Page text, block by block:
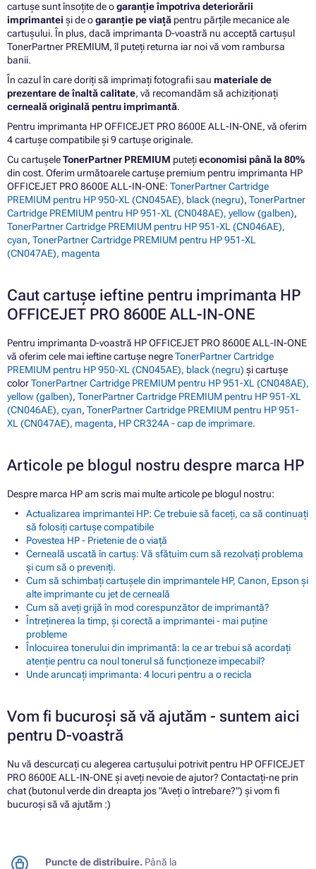
cartușe sunt însoțite de ogaranție împotriva deteriorării
imprimantei și de ogaranție pe viață pentru părțile mecanice ale
cartușului. În plus, dacă imprimanta D-voastră nu acceptă cartușul
TonerPartner PREMIUM, îl puteți returna iar noi vă vom rambursa
banii.
În cazul în care doriți să imprimați fotografii sau materiale de
prezentare de înaltă calitate, vă recomandăm să achiziționați
cerneală originală pentru imprimantă.
Pentru imprimanta HP OFFICEJET PRO 8600E ALL-IN-ONE, vă oferim
4 cartușe compatibile și 9 cartușe originale.
Cu cartușeleTonerPartner PREMIUM putețieconomisi până la 80%
din cost. Oferim următoarele cartușe premium pentru imprimanta HP
OFFICEJET PRO 8600E ALL-IN-ONE: TonerPartner Cartridge
PREMIUM pentru HP 950-XL (CN045AE), black (negru), TonerPartner
Cartridge PREMIUM pentru HP 951-XL (CN048AE), yellow (galben),
TonerPartner Cartridge PREMIUM pentru HP 951-XL (CN046AE),
cyan, TonerPartner Cartridge PREMIUM pentru HP 951-XL
(CN047AE), magenta
Caut cartușe ieftine pentru imprimanta HP
OFFICEJET PRO 8600E ALL-IN-ONE
Pentru imprimanta D-voastră HP OFFICEJET PRO 8600E ALL-IN-ONE
vă oferim cele mai ieftine cartușe negreTonerPartner Cartridge
PREMIUM pentru HP 950-XL (CN045AE), black (negru) și cartușe
colorTonerPartner Cartridge PREMIUM pentru HP 951-XL (CN048AE),
yellow (galben), TonerPartner Cartridge PREMIUM pentru HP 951-XL
(CN046AE), cyan, TonerPartner Cartridge PREMIUM pentru HP 951-
XL (CN047AE), magenta, HP CR324A - cap de imprimare.
Articole pe blogul nostru despre marca HP
Despre marca HP am scris mai multe articole pe blogul nostru:
Actualizarea imprimantei HP: Ce trebuie să faceți, ca să continuați
să folosiți cartușe compatibile
Povestea HP - Prietenie de o viață
Cerneală uscată în cartuș: Vă sfătuim cum să rezolvați problema
și cum să o preveniți.
Cum să schimbați cartușele din imprimantele HP, Canon, Epson și
alte imprimante cu jet de cerneală
Cum să aveți grijă în mod corespunzător de imprimantă?
Întreținerea la timp, și corectă a imprimantei - mai puține
probleme
Înlocuirea tonerului din imprimantă: la ce ar trebui să acordați
atenție pentru ca noul tonerul să funcționeze impecabil?
Unde aruncați imprimanta: 4 locuri pentru a o recicla
Vom fi bucuroși să vă ajutăm - suntem aici
pentru D-voastră
Nu vă descurcați cu alegerea cartușului potrivit pentru HP OFFICEJET
PRO 8600E ALL-IN-ONE și aveți nevoie de ajutor? Contactați-ne prin
chat (butonul verde din dreapta jos "Aveți o întrebare?") și vom fi
bucuroși să vă ajutăm :)
Puncte de distribuire. Până la